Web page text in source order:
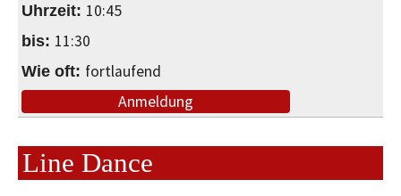
10:45
11:30
fortlaufend
Anmeldung
Line Dance